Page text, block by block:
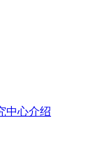
中心介绍